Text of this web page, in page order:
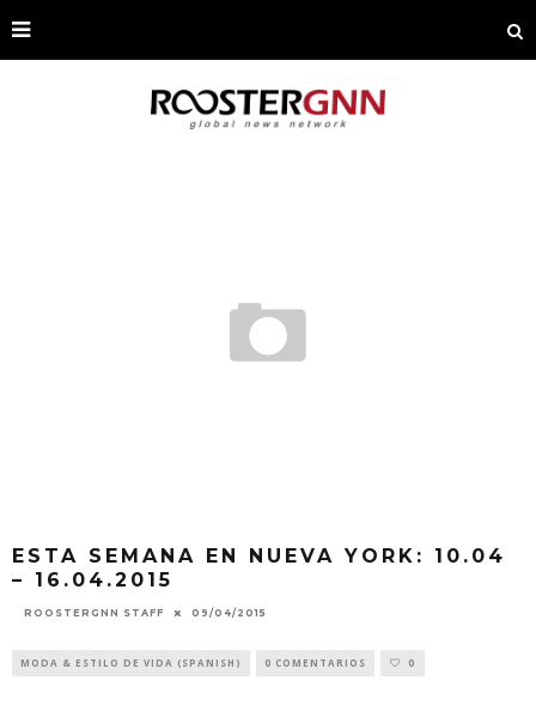
ESTA SEMANA EN NUEVA YORK: 10.04
– 16.04.2015
ROOSTERGNN STAFF 09/04/2015
MODA & ESTILO DE VIDA (SPANISH) 0 COMENTARIOS 0